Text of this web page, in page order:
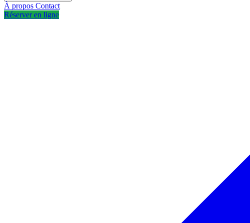
À propos Contact
Réserver en ligne